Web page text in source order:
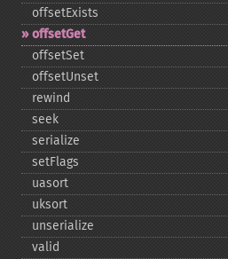
offsetExists
offsetGet
offsetSet
offsetUnset
rewind
seek
serialize
setFlags
uasort
uksort
unserialize
valid